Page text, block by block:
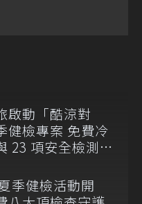
啟動「酷涼對
健檢專案 免費冷
23 項安全檢測同
季健檢活動開